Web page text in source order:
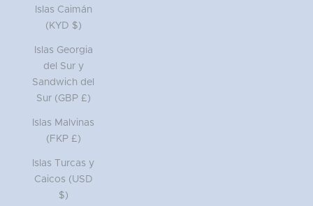
Islas Caimán
(KYD $)
Islas Georgia
del Sur y
Sandwich del
Sur (GBP £)
Islas Malvinas
(FKP £)
Islas Turcas y
Caicos (USD
$)